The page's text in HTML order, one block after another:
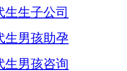
生生子公司
生男孩助孕
生男孩咨询